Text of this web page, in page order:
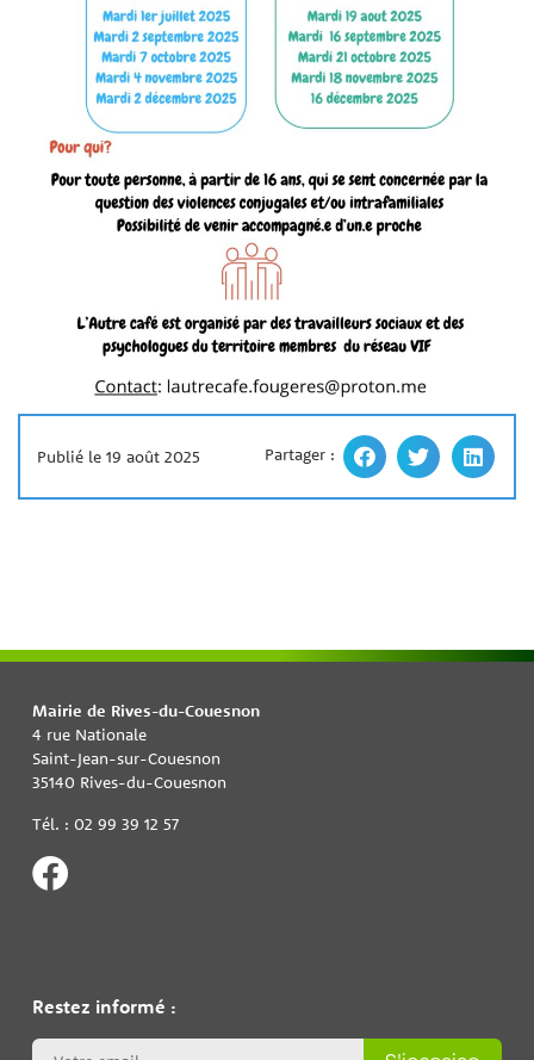
Publié le 19 août 2025 Partager :
Mairie de Rives-du-Couesnon
4 rue Nationale
Saint-Jean-sur-Couesnon
35140 Rives-du-Couesnon
Tél. : 02 99 39 12 57
Restez informé :